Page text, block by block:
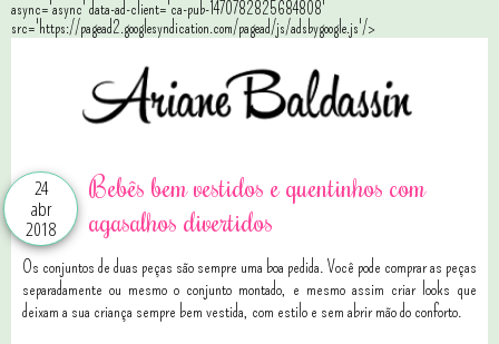
async='async' data-ad-client='ca-pub-1470782825684808'
src='https://pagead2.googlesyndication.com/pagead/js/adsbygoogle.js'/>
24
abr
2018
Bebês bem vestidos e quentinhos com
agasalhos divertidos
Os conjuntos de duas peças são sempre uma boa pedida. Você pode comprar as peças
separadamente ou mesmo o conjunto montado, e mesmo assim criar looks que
deixam a sua criança sempre bem vestida, com estilo e sem abrir mão do conforto.